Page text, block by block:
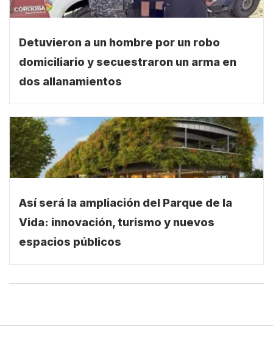
Detuvieron a un hombre por un robo
domiciliario y secuestraron un arma en
dos allanamientos
Así será la ampliación del Parque de la
Vida: innovación, turismo y nuevos
espacios públicos